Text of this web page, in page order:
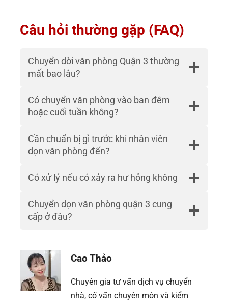
Câu hỏi thường gặp (FAQ)
Chuyển dời văn phòng Quận 3 thường
mất bao lâu?
Có chuyển văn phòng vào ban đêm
hoặc cuối tuần không?
Cần chuẩn bị gì trước khi nhân viên
dọn văn phòng đến?
Có xử lý nếu có xảy ra hư hỏng không
Chuyển dọn văn phòng quận 3 cung
cấp ở đâu?
Cao Thảo
Chuyên gia tư vấn dịch vụ chuyển
nhà, cố vấn chuyên môn và kiểm